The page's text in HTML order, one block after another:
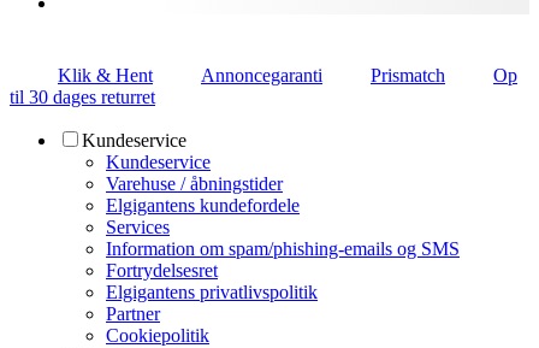
Klik & Hent Annoncegaranti Prismatch
Op
til 30 dages returret
Kundeservice
Kundeservice
Varehuse / åbningstider
Elgigantens kundefordele
Services
Information om spam/phishing-emails og SMS
Fortrydelsesret
Elgigantens privatlivspolitik
Partner
Cookiepolitik